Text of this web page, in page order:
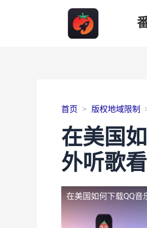
首页 版权地域限制
在美国
外听歌
在美国如何下载QQ音